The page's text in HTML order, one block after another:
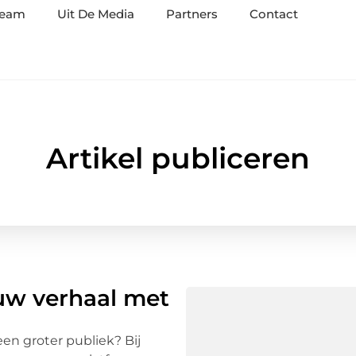
Uit De Media Partners Contact
Artikel publiceren
verhaal met
groter publiek? Bij